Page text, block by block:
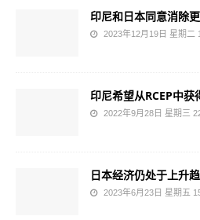
印尼和日本同意消除
2023年12月19日 星期二
印尼希望从RCEP中
2022年9月28日 星期三
日本经济仍处于上升
2023年6月23日 星期五